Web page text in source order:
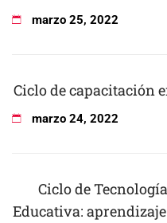
marzo 25, 2022
Ciclo de capacitación
marzo 24, 2022
Ciclo de
Educativa: